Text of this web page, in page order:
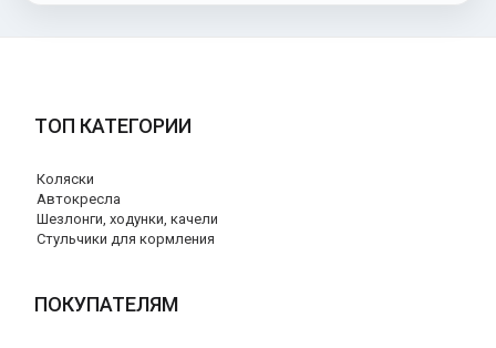
ТОП КАТЕГОРИИ
Коляски
Автокресла
Шезлонги, ходунки, качели
Стульчики для кормления
ПОКУПАТЕЛЯМ